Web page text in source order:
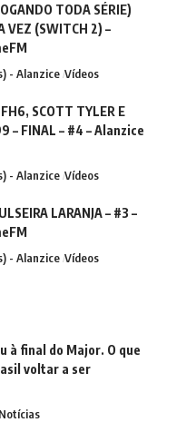
TODA SÉRIE)
VEZ (SWITCH 2) –
- Alanzice Vídeos
SCOTT TYLER E
– FINAL – #4 – Alanzice
- Alanzice Vídeos
LARANJA – #3 –
- Alanzice Vídeos
à final do Major. O que
voltar a ser